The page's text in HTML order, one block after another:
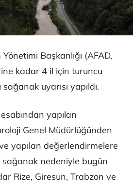
Başkanlığı (AFAD,
kadar 4 il için turuncu
uyarısı yapıldı.
yapılan
Genel Müdürlüğünden
yapılan değerlendirmelere
nedeniyle bugün
Rize, Giresun, Trabzon ve